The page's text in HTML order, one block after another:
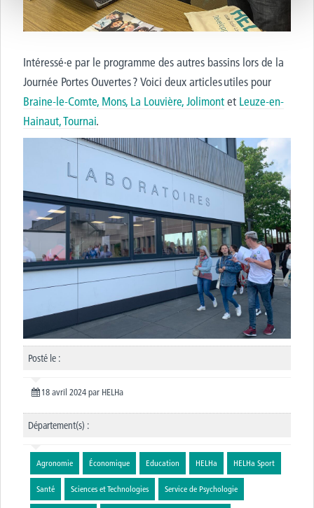
Intéressé·e par le programme des autres bassins lors de la
Journée Portes Ouvertes ? Voici deux articlesutilespour
Braine-le-Comte, Mons, La Louvière, Jolimontet Leuze-en-
Hainaut, Tournai.
Posté le :
18 avril 2024 par HELHa
Département(s) :
Agronomie Économique Education HELHa HELHa Sport
Santé Sciences et Technologies Service de Psychologie